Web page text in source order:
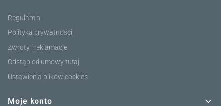
Regulamin
Polityka prywatności
Zwroty i reklamacje
Odstąp od umowy tutaj
Ustawienia plików cookies
Moje konto